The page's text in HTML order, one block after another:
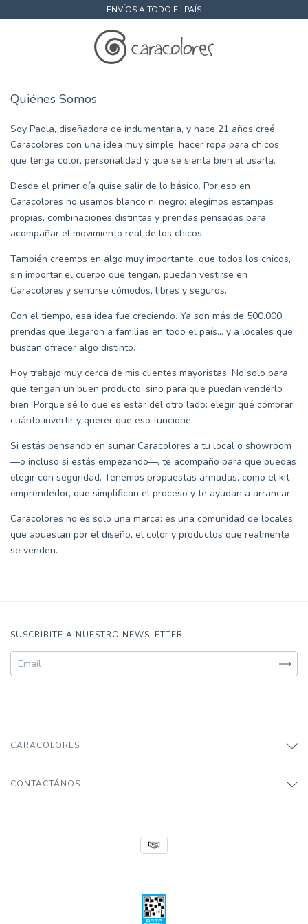
ENVÍOS A TODO EL PAÍS
Quiénes Somos
Soy Paola, diseñadora de indumentaria, y hace 21 años creé
Caracolores con una idea muy simple: hacer ropa para chicos
que tenga color, personalidad y que se sienta bien al usarla.
Desde el primer día quise salir de lo básico. Por eso en
Caracolores no usamos blanco ni negro: elegimos estampas
propias, combinaciones distintas y prendas pensadas para
acompañar el movimiento real de los chicos.
También creemos en algo muy importante: que todos los chicos,
sin importar el cuerpo que tengan, puedan vestirse en
Caracolores y sentirse cómodos, libres y seguros.
Con el tiempo, esa idea fue creciendo. Ya son más de 500.000
prendas que llegaron a familias en todo el país… y a locales que
buscan ofrecer algo distinto.
Hoy trabajo muy cerca de mis clientes mayoristas. No solo para
que tengan un buen producto, sino para que puedan venderlo
bien. Porque sé lo que es estar del otro lado: elegir qué comprar,
cuánto invertir y querer que eso funcione.
Si estás pensando en sumar Caracolores a tu local o showroom
—o incluso si estás empezando—, te acompaño para que puedas
elegir con seguridad. Tenemos propuestas armadas, como el kit
emprendedor, que simplifican el proceso y te ayudan a arrancar.
Caracolores no es solo una marca: es una comunidad de locales
que apuestan por el diseño, el color y productos que realmente
se venden.
SUSCRIBITE A NUESTRO NEWSLETTER
CARACOLORES
CONTACTÁNOS